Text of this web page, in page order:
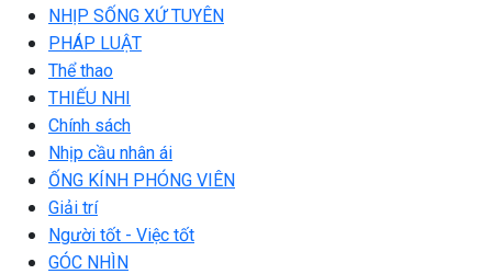
NHỊP SỐNG XỨ TUYÊN
PHÁP LUẬT
Thể thao
THIẾU NHI
Chính sách
Nhịp cầu nhân ái
ỐNG KÍNH PHÓNG VIÊN
Giải trí
Người tốt - Việc tốt
GÓC NHÌN